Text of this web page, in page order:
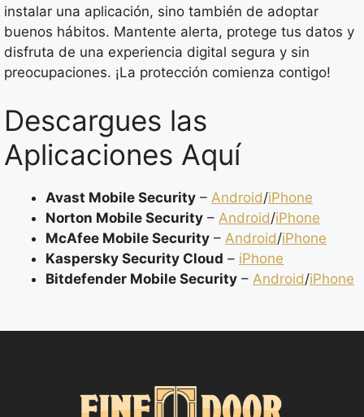
instalar una aplicación, sino también de adoptar
buenos hábitos. Mantente alerta, protege tus datos y
disfruta de una experiencia digital segura y sin
preocupaciones. ¡La protección comienza contigo!
Descargues las
Aplicaciones Aquí
Avast Mobile Security – Android/iPhone
Norton Mobile Security – Android/iPhone
McAfee Mobile Security – Android/iPhone
Kaspersky Security Cloud – iPhone
Bitdefender Mobile Security – Android/iPhone